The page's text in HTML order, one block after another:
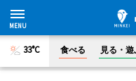
33°C 食べる 見る・遊